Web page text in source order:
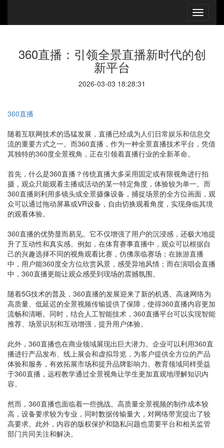
360直播：引领全景直播新时代的创
新平台
2026-03-03 18:28:31
360直播
随着互联网技术的迅猛发展，直播已经成为人们日常娱乐和信息交
流的重要方式之一。而360直播，作为一种全景直播技术平台，凭借
其独特的360度全景视角，正在引领着直播行业的全新革命。
首先，什么是360直播？传统直播大多采用固定或有限视角进行拍
摄，观众只能观看主播或活动的某一特定角度，体验较为单一。而
360直播则利用多镜头或全景摄像设备，捕捉场景的全方位画面，观
众可以通过拖动屏幕或VR设备，自由切换观看角度，实现身临其境
的观看体验。
360直播的优势显而易见。它不仅增强了用户的沉浸感，还极大地提
升了互动性和真实感。例如，在体育赛事直播中，观众可以根据自
己的兴趣选择不同的视角观看比赛，仿佛亲临赛场；在旅游直播
中，用户能360度全方位欣赏风景，感受异地风情；而在演唱会直播
中，360直播更能让观众感受到现场的震撼氛围。
随着5G技术的普及，360直播的发展迎来了新的机遇。高速网络为
高质量、低延迟的全景视频传输提供了保障，使得360直播内容更加
流畅和清晰。同时，结合人工智能技术，360直播平台可以实现智能
推荐、场景识别和互动增强，提升用户体验。
此外，360直播也在商业领域展现出巨大潜力。企业可以利用360直
播进行产品发布、线上展会和虚拟导览，为客户提供全方位的产品
体验和服务，有效拓展市场和提升品牌影响力。教育领域同样受益
于360直播，远程教学通过全景视角让学生更加直观地理解知识内
容。
然而，360直播也面临着一些挑战。高质量全景视频的制作成本较
高，设备要求较为专业，同时数据传输量大，对网络带宽提出了较
高要求。此外，内容的版权保护和隐私问题也需要平台和相关监管
部门共同关注和解决。